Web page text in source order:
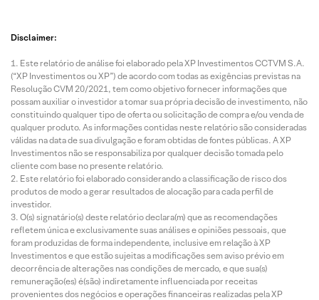
Disclaimer:
Este relatório de análise foi elaborado pela XP Investimentos CCTVM S.A.
(“XP Investimentos ou XP”) de acordo com todas as exigências previstas na
Resolução CVM 20/2021, tem como objetivo fornecer informações que
possam auxiliar o investidor a tomar sua própria decisão de investimento, não
constituindo qualquer tipo de oferta ou solicitação de compra e/ou venda de
qualquer produto. As informações contidas neste relatório são consideradas
válidas na data de sua divulgação e foram obtidas de fontes públicas. A XP
Investimentos não se responsabiliza por qualquer decisão tomada pelo
cliente com base no presente relatório.
Este relatório foi elaborado considerando a classificação de risco dos
produtos de modo a gerar resultados de alocação para cada perfil de
investidor.
O(s) signatário(s) deste relatório declara(m) que as recomendações
refletem única e exclusivamente suas análises e opiniões pessoais, que
foram produzidas de forma independente, inclusive em relação à XP
Investimentos e que estão sujeitas a modificações sem aviso prévio em
decorrência de alterações nas condições de mercado, e que sua(s)
remuneração(es) é(são) indiretamente influenciada por receitas
provenientes dos negócios e operações financeiras realizadas pela XP